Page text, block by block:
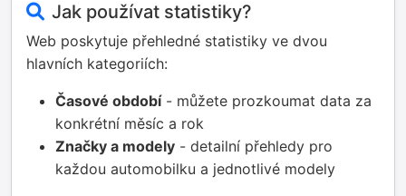
Jak používat statistiky?
Web poskytuje přehledné statistiky ve dvou
hlavních kategoriích:
Časové období- můžete prozkoumat data za
konkrétní měsíc a rok
Značky a modely - detailní přehledy pro
každou automobilku a jednotlivé modely